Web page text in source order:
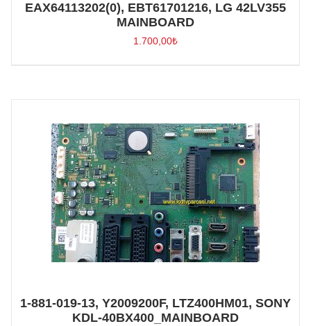
EAX64113202(0), EBT61701216, LG 42LV355
MAINBOARD
1.700,00₺
1-881-019-13, Y2009200F, LTZ400HM01, SONY
KDL-40BX400_MAINBOARD